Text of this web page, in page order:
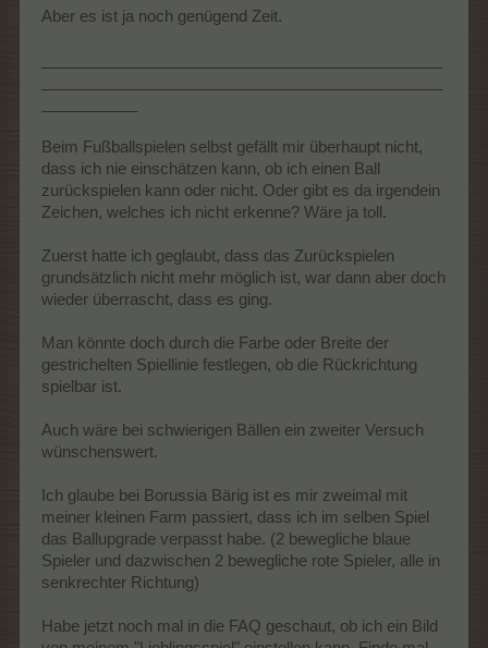
Aber es ist ja noch genügend Zeit.
Beim Fußballspielen selbst gefällt mir überhaupt nicht,
dass ich nie einschätzen kann, ob ich einen Ball
zurückspielen kann oder nicht. Oder gibt es da irgendein
Zeichen, welches ich nicht erkenne? Wäre ja toll.
Zuerst hatte ich geglaubt, dass das Zurückspielen
grundsätzlich nicht mehr möglich ist, war dann aber doch
wieder überrascht, dass es ging.
Man könnte doch durch die Farbe oder Breite der
gestrichelten Spiellinie festlegen, ob die Rückrichtung
spielbar ist.
Auch wäre bei schwierigen Bällen ein zweiter Versuch
wünschenswert.
Ich glaube bei Borussia Bärig ist es mir zweimal mit
meiner kleinen Farm passiert, dass ich im selben Spiel
das Ballupgrade verpasst habe. (2 bewegliche blaue
Spieler und dazwischen 2 bewegliche rote Spieler, alle in
senkrechter Richtung)
Habe jetzt noch mal in die FAQ geschaut, ob ich ein Bild